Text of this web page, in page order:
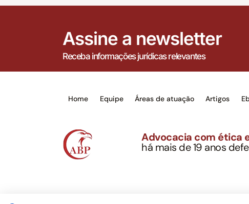
Assine a newsletter
Receba informações jurídicas relevantes
Home Equipe Áreas de atuação Artigos
Advocacia com ética
há mais de 19 anos